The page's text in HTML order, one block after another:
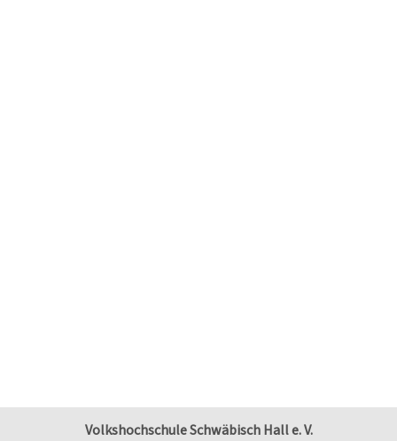
Volkshochschule Schwäbisch Hall e. V.